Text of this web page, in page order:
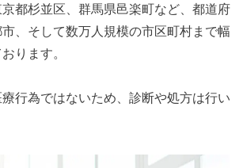
都杉並区、群馬県邑楽町など、都道府
、そして数万人規模の市区町村まで幅
ります。
行為ではないため、診断や処方は行い